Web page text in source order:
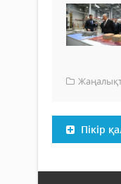
Пікір